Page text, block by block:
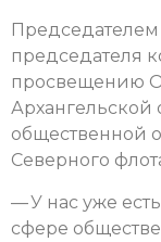
Председателем
председателя
просвещению
Архангельской
общественной
Северного
— У нас уже
сфере